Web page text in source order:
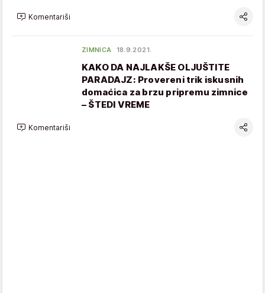
Komentariši
ZIMNICA 18.9.2021.
KAKO DA NAJLAKŠE OLJUŠTITE
PARADAJZ: Provereni trik iskusnih
domaćica za brzu pripremu zimnice
– ŠTEDI VREME
Komentariši